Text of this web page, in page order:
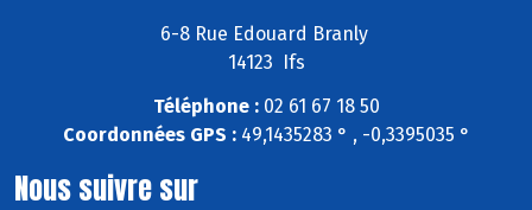
6-8 Rue Edouard Branly
14123 Ifs
Téléphone :02 61 67 18 50
Coordonnées GPS :49,1435283 ° , -0,3395035 °
Nous suivre sur